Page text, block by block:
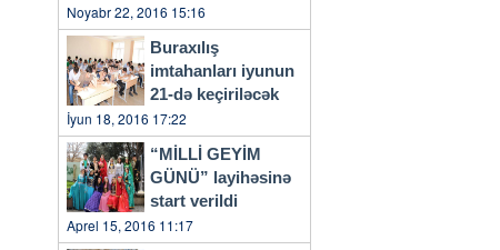
qaydaları…
Noyabr 22, 2016 15:16
Buraxılış
imtahanları iyunun
21-də keçiriləcək
İyun 18, 2016 17:22
“MİLLİ GEYİM
GÜNÜ” layihəsinə
start verildi
Aprel 15, 2016 11:17